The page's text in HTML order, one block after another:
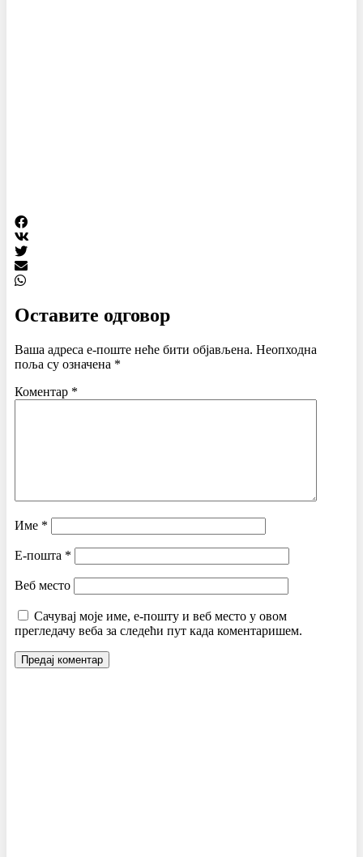
Оставите одговор
Ваша адреса е-поште неће бити објављена. Неопходна
поља су означена *
Коментар *
Име *
Е-пошта *
Веб место
Сачувај моје име, е-пошту и веб место у овом
прегледачу веба за следећи пут када коментаришем.